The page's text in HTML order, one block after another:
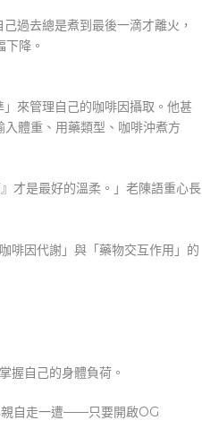
過去總是煮到最後一滴才離火，
降。
來管理自己的咖啡因攝取。他甚
體重、用藥類型、咖啡沖煮方
才是最好的溫柔。」老陳語重心長
啡因代謝」與「藥物交互作用」的
握自己的身體負荷。
親自走一遭——只要開啟OG